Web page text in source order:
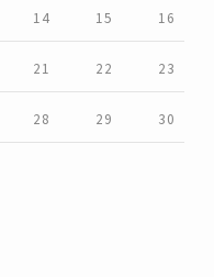
14 15 16
21 22 23
28 29 30